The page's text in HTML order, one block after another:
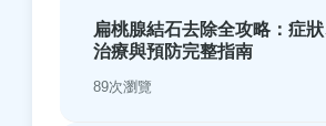
扁桃腺結石去除全攻略：症狀
治療與預防完整指南
89次瀏覽